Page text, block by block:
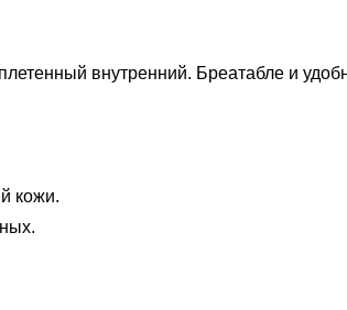
внутренний. Бреатабле и
кожи.